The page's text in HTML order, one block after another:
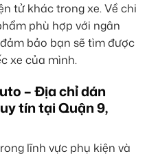
tử khác trong xe. Về chi
phù hợp với ngân
bảo bạn sẽ tìm được
xe của mình.
– Địa chỉ dán
tín tại Quận 9,
lĩnh vực phụ kiện và